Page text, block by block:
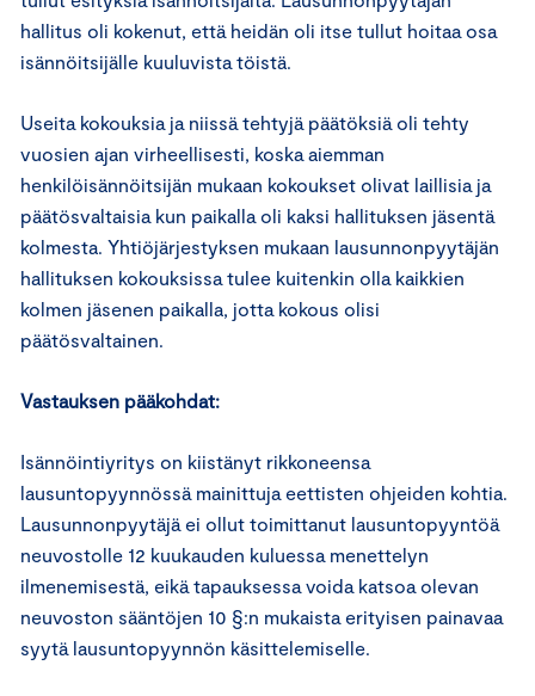
hallitus oli kokenut, että heidän oli itse tullut hoitaa osa
isännöitsijälle kuuluvista töistä.
Useita kokouksia ja niissä tehtyjä päätöksiä oli tehty
vuosien ajan virheellisesti, koska aiemman
henkilöisännöitsijän mukaan kokoukset olivat laillisia ja
päätösvaltaisia kun paikalla oli kaksi hallituksen jäsentä
kolmesta. Yhtiöjärjestyksen mukaan lausunnonpyytäjän
hallituksen kokouksissa tulee kuitenkin olla kaikkien
kolmen jäsenen paikalla, jotta kokous olisi
päätösvaltainen.
Vastauksen pääkohdat:
Isännöintiyritys on kiistänyt rikkoneensa
lausuntopyynnössä mainittuja eettisten ohjeiden kohtia.
Lausunnonpyytäjä ei ollut toimittanut lausuntopyyntöä
neuvostolle 12 kuukauden kuluessa menettelyn
ilmenemisestä, eikä tapauksessa voida katsoa olevan
neuvoston sääntöjen 10 §:n mukaista erityisen painavaa
syytä lausuntopyynnön käsittelemiselle.